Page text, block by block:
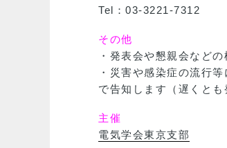
Tel：03-3221-7312
その他
・発表会や懇親会など
・災害や感染症の流行
で告知します（遅くとも
主催
電気学会東京支部